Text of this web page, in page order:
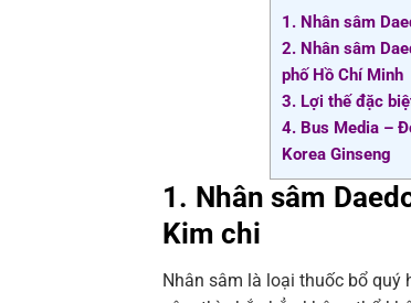
1. Nhân sâm
2. Nhân sâm
phố Hồ Chí Minh
3. Lợi thế đặc
4. Bus Media –
Korea Ginseng
1. Nhân sâm
Kim chi
Nhân sâm là loại thuốc bổ quý